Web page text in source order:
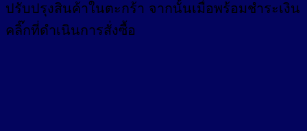
ปรับปรุงสินค้าในตะกร้า จากนั้นเมื่อพร้อมชำระเงิน
คลิ๊กที่ดำเนินการสั่งซื้อ